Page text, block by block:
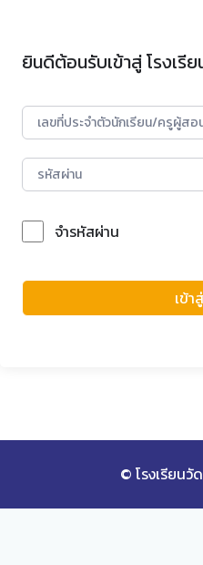
ยินดีต้อนรับเข้าสู่ โรงเรี
จำรหัสผ่าน
เข้า
© โรงเรียนวั